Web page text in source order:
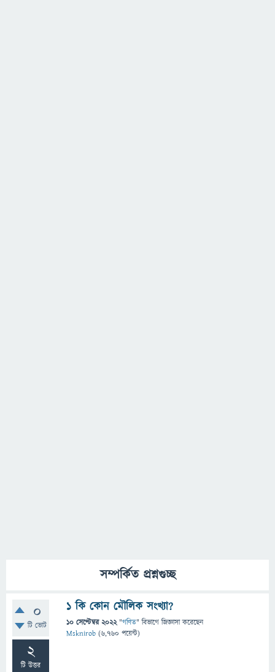
সম্পর্কিত প্রশ্নগুচ্ছ
0
টি ভোট
2
টি উত্তর
১ কি কোন মৌলিক সংখ্যা?
10 সেপ্টেম্বর 2022 "গণিত" বিভাগে জিজ্ঞাসাকরেছেন
Msknirob (6,760 পয়েন্ট)